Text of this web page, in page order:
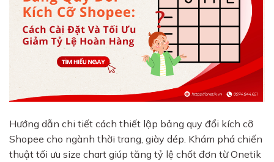
Hướng dẫn chi tiết cách thiết lập bảng quy đổi kích cỡ
Shopee cho ngành thời trang, giày dép. Khám phá chiến
thuật tối ưu size chart giúp tăng tỷ lệ chốt đơn từ Onetik